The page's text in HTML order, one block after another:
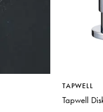
TAPWELL
Tapwell